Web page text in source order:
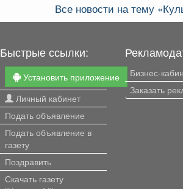
Все новости на тему
Быстрые ссылки:
Установить приложение
Личный кабинет
Подать объявление
Подать объявление в
газету
Поздравить
Скачать газету
Бизнес-
Заказать